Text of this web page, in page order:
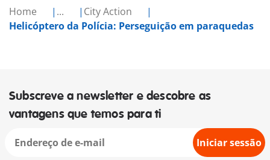
Home ...
City Action
Helicóptero da Polícia: Perseguição em paraquedas
Subscreve a newsletter e descobre as
vantagens que temos para ti
Iniciar sessão